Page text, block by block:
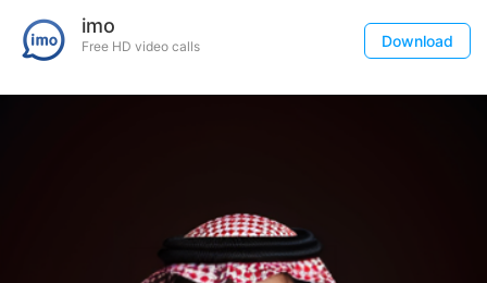
imo
Free HD video calls Download